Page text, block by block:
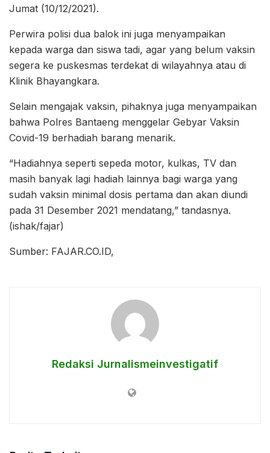
Jumat (10/12/2021).
Perwira polisi dua balok ini juga menyampaikan
kepada warga dan siswa tadi, agar yang belum vaksin
segera ke puskesmas terdekat di wilayahnya atau di
Klinik Bhayangkara.
Selain mengajak vaksin, pihaknya juga menyampaikan
bahwa Polres Bantaeng menggelar Gebyar Vaksin
Covid-19 berhadiah barang menarik.
“Hadiahnya seperti sepeda motor, kulkas, TV dan
masih banyak lagi hadiah lainnya bagi warga yang
sudah vaksin minimal dosis pertama dan akan diundi
pada 31 Desember 2021 mendatang,” tandasnya.
(ishak/fajar)
Sumber: FAJAR.CO.ID,
Redaksi Jurnalismeinvestigatif